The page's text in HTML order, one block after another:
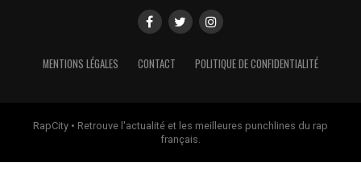
MENTIONS LÉGALES CONTACT POLITIQUE DE CONFIDENTIALITÉ
RapCity • Retrouve l'actualité et les meilleures punchlines du rap
français.